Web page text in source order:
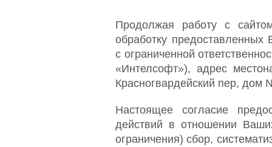
Продолжая работу с
обработку
с ограниченной
«Интелсофт»), адрес
Красногвардейский пер,
Настоящее согласие
действий в отношении
ограничения) сбор,